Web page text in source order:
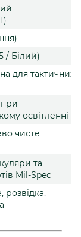
/ Білий)
для тактичних
освітленні
чисте
та
Mil-Spec
розвідка,